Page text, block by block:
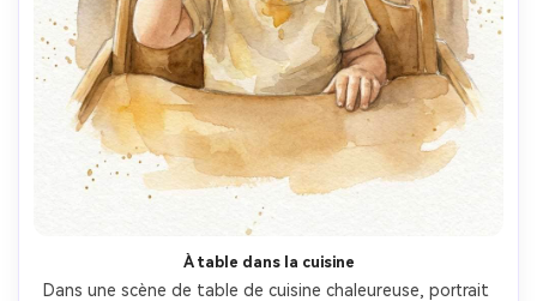
À table dans la cuisine
Dans une scène de table de cuisine chaleureuse, portrait